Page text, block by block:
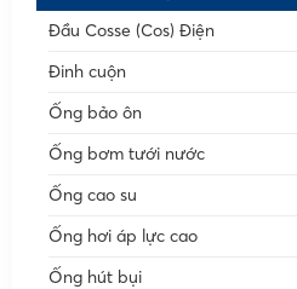
Đầu Cosse (Cos) Điện
Đinh cuộn
Ống bảo ôn
Ống bơm tưới nước
Ống cao su
Ống hơi áp lực cao
Ống hút bụi